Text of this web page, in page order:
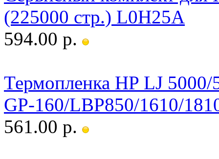
(225000 стр.) L0H25A
594.00 р.
Термопленка HP LJ
GP-160/LBP850/1610/
561.00 р.